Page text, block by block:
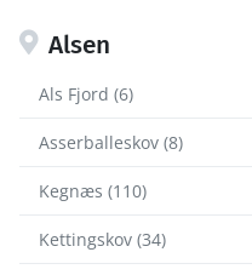
Alsen
Als Fjord (6)
Asserballeskov (8)
Kegnæs (110)
Kettingskov (34)